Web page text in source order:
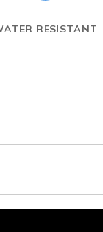
RESISTANT